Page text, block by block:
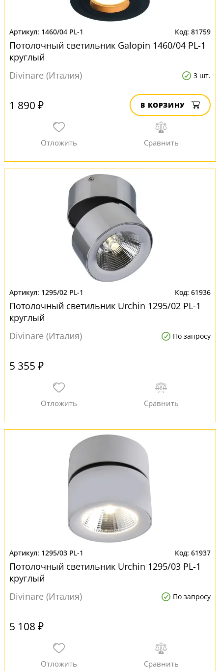
1460/04 PL-1 81759
Потолочный светильник Galopin 1460/04 PL-1
круглый
Divinare (Италия)
3 шт.
1 890 ₽ В КОРЗИНУ
1295/02 PL-1 61936
Потолочный светильник Urchin 1295/02 PL-1
круглый
Divinare (Италия)
По запросу
5 355 ₽
1295/03 PL-1 61937
Потолочный светильник Urchin 1295/03 PL-1
круглый
Divinare (Италия)
По запросу
5 108 ₽